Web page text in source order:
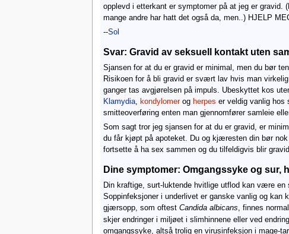
opplevd i etterkant er symptomer på at jeg er gravid.
mange andre har hatt det også da, men..) HJELP
--Sol
Svar: Gravid av seksuell kontakt uten
Sjansen for at du er gravid er minimal, men du bør
Risikoen for å bli gravid er svært lav hvis man
ganger tas avgjørelsen på impuls. Ubeskyttet kos
Klamydia, kondylomerog herpes er veldig vanlig hos
smitteoverføring enten man gjennomfører samleie
Som sagt tror jeg sjansen for at du er gravid, er
du får kjøpt på apoteket. Du og kjæresten din bør
fortsette å ha sex sammen og du tilfeldigvis blir
Dine symptomer: Omgangssyke og sur,
Din kraftige, surt-luktende hvitlige utflod kan være
Soppinfeksjoner i underlivet er ganske vanlig og
gjærsopp, som oftest Candida albicans, finnes
skjer endringer i miljøet i slimhinnene eller ved
omgangssyke, altså trolig en virusinfeksjon i mage-